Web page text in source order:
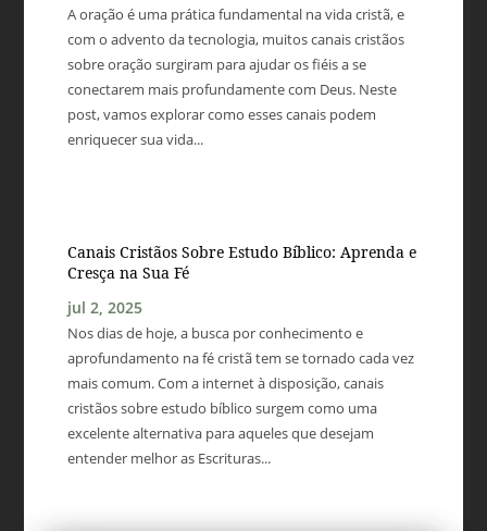
A oração é uma prática fundamental na vida cristã, e
com o advento da tecnologia, muitos canais cristãos
sobre oração surgiram para ajudar os fiéis a se
conectarem mais profundamente com Deus. Neste
post, vamos explorar como esses canais podem
enriquecer sua vida...
Canais Cristãos Sobre Estudo Bíblico: Aprenda e
Cresça na Sua Fé
jul 2, 2025
Nos dias de hoje, a busca por conhecimento e
aprofundamento na fé cristã tem se tornado cada vez
mais comum. Com a internet à disposição, canais
cristãos sobre estudo bíblico surgem como uma
excelente alternativa para aqueles que desejam
entender melhor as Escrituras...